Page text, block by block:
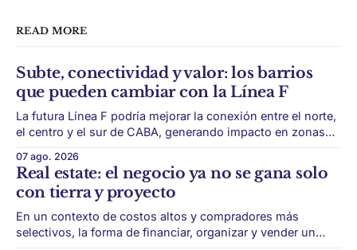
READ MORE
Subte, conectividad y valor: los barrios
que pueden cambiar con la Línea F
La futura Línea F podría mejorar la conexión entre el norte,
el centro y el sur de CABA, generando impacto en zonas
transporte puede cambiar el mapa inmobiliario de una
ciudad. La futura Línea F del subte busca mejorar la
conexión
07 ago. 2026
Real estate: el negocio ya no se gana solo
con tierra y proyecto
En un contexto de costos altos y compradores más
selectivos, la forma de financiar, organizar y vender un